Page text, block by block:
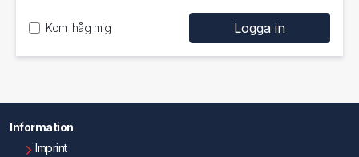
Kom ihåg mig
Information
Imprint